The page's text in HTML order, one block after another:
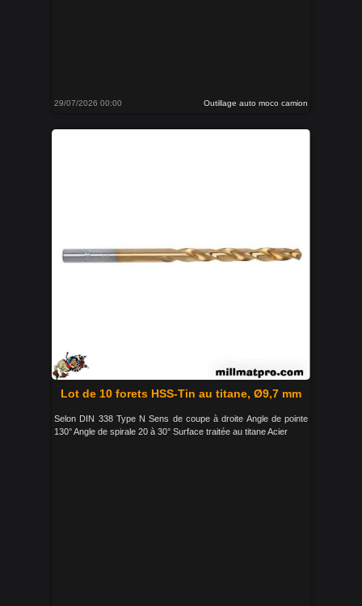
29/07/2026 00:00 Outillage auto moco camion
Lot de 10 forets HSS-Tin au titane, Ø9,7 mm
Selon DIN 338 Type N Sens de coupe à droite Angle de pointe
130° Angle de spirale 20 à 30° Surface traitée au titane Acier